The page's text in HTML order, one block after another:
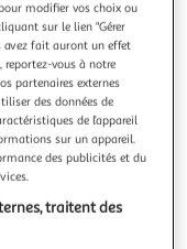
rouges ont été
pour vous offrir le
ce mélange
de vos tartes,
ce produit ?
modifier vos choix ou
sur le lien "Gérer
avez fait auront un effet
reportez-vous à notre
partenaires externes
des données de
de l’appareil
sur un appareil.
des publicités et du
traitent des